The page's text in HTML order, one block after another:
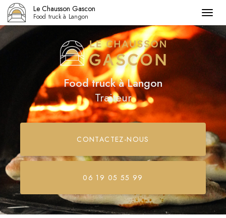
Aller
au
Le Chausson Gascon
Food truck à Langon
Food truckà Langon
Traiteur
CONTACTEZ-NOUS
06 19 05 55 99